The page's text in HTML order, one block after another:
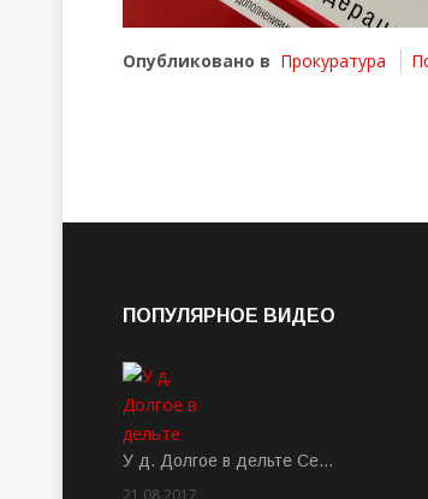
Опубликовано в Прокуратура
ПОПУЛЯРНОЕ ВИДЕО
У д. Долгое в дельте Се…
21.08.2017